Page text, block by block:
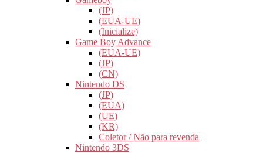
(JP)
(EUA-UE)
(Inicialize)
Game Boy Advance
(EUA-UE)
(JP)
(CN)
Nintendo DS
(JP)
(EUA)
(UE)
(KR)
Coletor / Não para revenda
Nintendo 3DS